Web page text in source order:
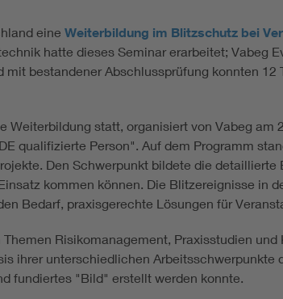
eine Weiterbildung im Blitzschutz bei
hatte dieses Seminar erarbeitet; Vabeg
bestandener Abschlussprüfung konnten 12
Weiterbildung statt, organisiert von Vabeg am
qualifizierte Person". Auf dem Programm
Den Schwerpunkt bildete die
kommen können. Die Blitzereignisse in
Bedarf, praxisgerechte Lösungen für
Risikomanagement, Praxisstudien
ihrer unterschiedlichen
fundiertes "Bild" erstellt werden konnte.